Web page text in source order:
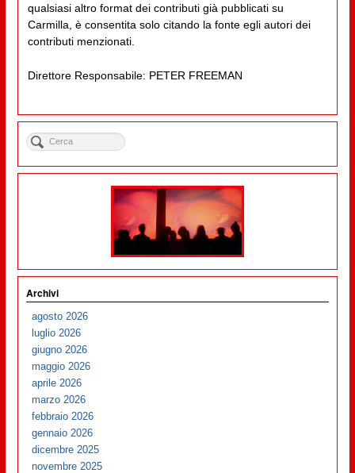
qualsiasi altro format dei contributi già pubblicati su
Carmilla, è consentita solo citando la fonte egli autori dei
contributi menzionati.
Direttore Responsabile: PETER FREEMAN
Archivi
agosto 2026
luglio 2026
giugno 2026
maggio 2026
aprile 2026
marzo 2026
febbraio 2026
gennaio 2026
dicembre 2025
novembre 2025